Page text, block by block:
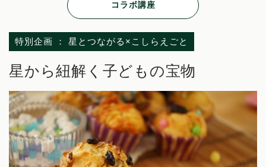
コラボ講座
特別企画 ： 星とつながる×こしらえごと
星から紐解く子どもの宝物